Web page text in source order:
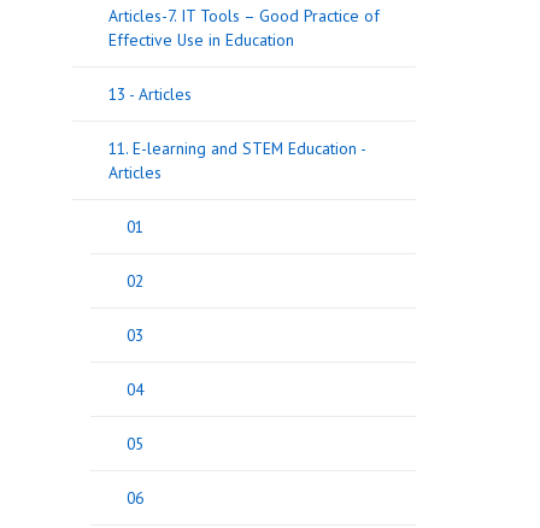
Articles-7. IT Tools – Good Practice of
Effective Use in Education
13 - Articles
11. E-learning and STEM Education -
Articles
01
02
03
04
05
06